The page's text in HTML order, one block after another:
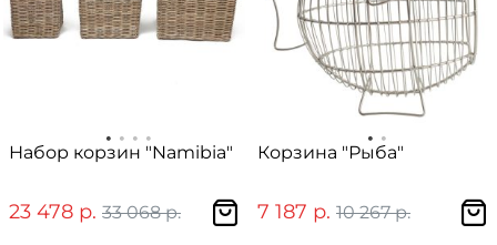
Набор корзин "Namibia"
23 478 р. 33 068 р.
Корзина "Рыба"
7 187 р. 10 267 р.